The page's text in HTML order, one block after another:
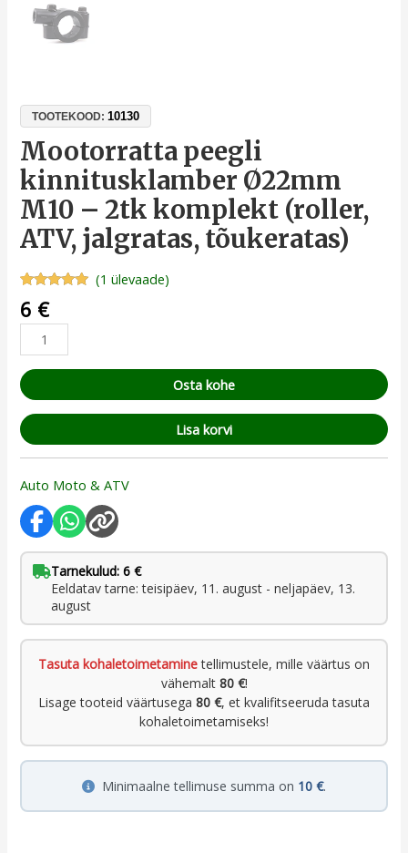
TOOTEKOOD:10130
Mootorratta peegli
kinnitusklamber Ø22mm
M10 – 2tk komplekt (roller,
ATV, jalgratas, tõukeratas)
5.00/5
kliendi
hinnangu
(1 ülevaade)
6 €
Osta kohe
Lisa korvi
Auto Moto & ATV
Tarnekulud: 6 €
Eeldatav tarne: teisipäev, 11. august - neljapäev, 13.
august
Tasuta kohaletoimetaminetellimustele, mille väärtus on
vähemalt 80 €!
Lisage tooteid väärtusega 80 €, et kvalifitseeruda tasuta
kohaletoimetamiseks!
Minimaalne tellimuse summa on 10 €.